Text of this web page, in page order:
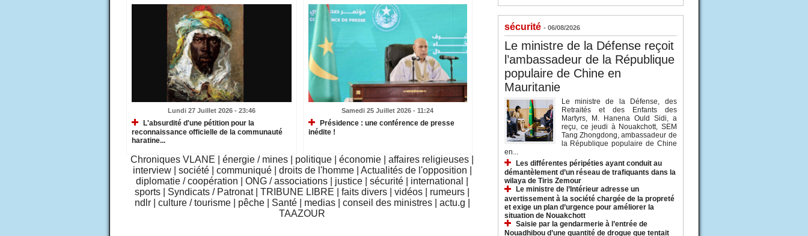
Lundi 27 Juillet 2026 - 23:46
L'absurdité d'une pétition pour la
reconnaissance officielle de la communauté
haratine...
Samedi 25 Juillet 2026 - 11:24
Présidence : une conférence de presse
inédite !
Chroniques VLANE énergie / mines politique économie affaires religieuses
interview
société communiqué droits de l'homme Actualités de l'opposition
diplomatie / coopération
ONG / associations justice sécurité international
sports
Syndicats / Patronat TRIBUNE LIBRE faits divers vidéos rumeurs
ndlr
culture / tourisme pêche Santé medias conseil des ministres actu.g
TAAZOUR
sécurité - 06/08/2026
Le ministre de la Défense reçoit
l’ambassadeur de la République
populaire de Chine en
Mauritanie
Le ministre de la Défense, des
Retraités et des Enfants des
Martyrs, M. Hanena Ould Sidi, a
reçu, ce jeudi à Nouakchott, SEM
Tang Zhongdong, ambassadeur de
la République populaire de Chine
en...
Les différentes péripéties ayant conduit au
démantèlement d’un réseau de trafiquants dans la
wilaya de Tiris Zemour
Le ministre de l’Intérieur adresse un
avertissement à la société chargée de la propreté
et exige un plan d’urgence pour améliorer la
situation de Nouakchott
Saisie par la gendarmerie à l’entrée de
Nouadhibou d’une quantité de drogue que tentait